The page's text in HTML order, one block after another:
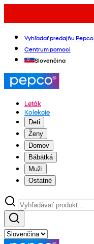
Vyhľadať predajňu Pepco
Centrum pomoci
Slovenčina
Leták
Kolekcie
Deti
Ženy
Domov
Bábätká
Muži
Ostatné